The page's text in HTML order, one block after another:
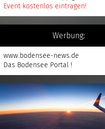
Event kostenlos eintragen!
Werbung:
www.bodensee-news.de
Das Bodensee Portal !